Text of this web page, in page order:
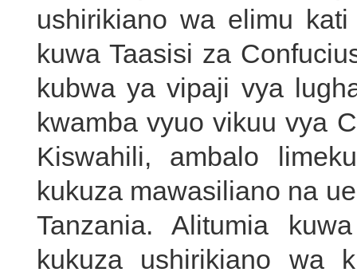
ushirikiano wa elimu
kuwa Taasisi za
kubwa ya vipaji vya
kwamba vyuo vikuu vya
Kiswahili, ambalo
kukuza mawasiliano na
Tanzania. Alitumia
kukuza ushirikiano wa